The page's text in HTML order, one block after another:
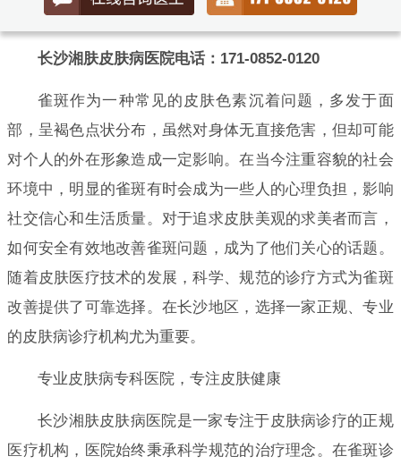
长沙湘肤皮肤病医院电话：171-0852-0120
雀斑作为一种常见的皮肤色素沉着问题，多发于面
部，呈褐色点状分布，虽然对身体无直接危害，但却可能
对个人的外在形象造成一定影响。在当今注重容貌的社会
环境中，明显的雀斑有时会成为一些人的心理负担，影响
社交信心和生活质量。对于追求皮肤美观的求美者而言，
如何安全有效地改善雀斑问题，成为了他们关心的话题。
随着皮肤医疗技术的发展，科学、规范的诊疗方式为雀斑
改善提供了可靠选择。在长沙地区，选择一家正规、专业
的皮肤病诊疗机构尤为重要。
专业皮肤病专科医院，专注皮肤健康
长沙湘肤皮肤病医院是一家专注于皮肤病诊疗的正规
医疗机构，医院始终秉承科学规范的治疗理念。在雀斑诊